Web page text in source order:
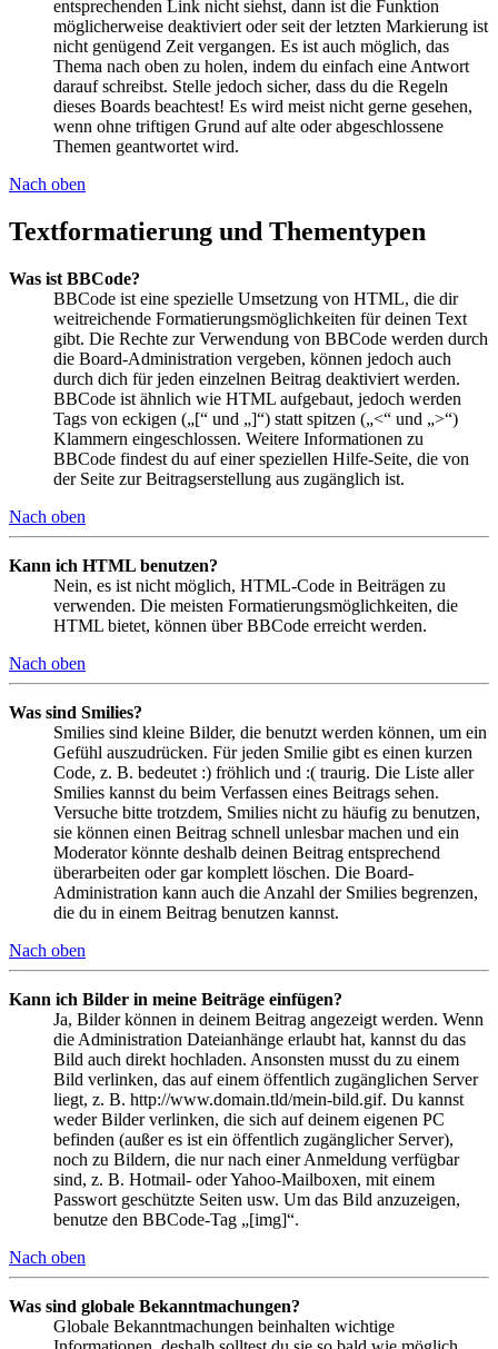
entsprechenden Link nicht siehst, dann ist die Funktion
möglicherweise deaktiviert oder seit der letzten Markierung ist
nicht genügend Zeit vergangen. Es ist auch möglich, das
Thema nach oben zu holen, indem du einfach eine Antwort
darauf schreibst. Stelle jedoch sicher, dass du die Regeln
dieses Boards beachtest! Es wird meist nicht gerne gesehen,
wenn ohne triftigen Grund auf alte oder abgeschlossene
Themen geantwortet wird.
Nach oben
Textformatierung und Thementypen
Was ist BBCode?
BBCode ist eine spezielle Umsetzung von HTML, die dir
weitreichende Formatierungsmöglichkeiten für deinen Text
gibt. Die Rechte zur Verwendung von BBCode werden durch
die Board-Administration vergeben, können jedoch auch
durch dich für jeden einzelnen Beitrag deaktiviert werden.
BBCode ist ähnlich wie HTML aufgebaut, jedoch werden
Tags von eckigen („[“ und „]“) statt spitzen („<“ und „>“)
Klammern eingeschlossen. Weitere Informationen zu
BBCode findest du auf einer speziellen Hilfe-Seite, die von
der Seite zur Beitragserstellung aus zugänglich ist.
Nach oben
Kann ich HTML benutzen?
Nein, es ist nicht möglich, HTML-Code in Beiträgen zu
verwenden. Die meisten Formatierungsmöglichkeiten, die
HTML bietet, können über BBCode erreicht werden.
Nach oben
Was sind Smilies?
Smilies sind kleine Bilder, die benutzt werden können, um ein
Gefühl auszudrücken. Für jeden Smilie gibt es einen kurzen
Code, z. B. bedeutet :) fröhlich und :( traurig. Die Liste aller
Smilies kannst du beim Verfassen eines Beitrags sehen.
Versuche bitte trotzdem, Smilies nicht zu häufig zu benutzen,
sie können einen Beitrag schnell unlesbar machen und ein
Moderator könnte deshalb deinen Beitrag entsprechend
überarbeiten oder gar komplett löschen. Die Board-
Administration kann auch die Anzahl der Smilies begrenzen,
die du in einem Beitrag benutzen kannst.
Nach oben
Kann ich Bilder in meine Beiträge einfügen?
Ja, Bilder können in deinem Beitrag angezeigt werden. Wenn
die Administration Dateianhänge erlaubt hat, kannst du das
Bild auch direkt hochladen. Ansonsten musst du zu einem
Bild verlinken, das auf einem öffentlich zugänglichen Server
liegt, z. B. http://www.domain.tld/mein-bild.gif. Du kannst
weder Bilder verlinken, die sich auf deinem eigenen PC
befinden (außer es ist ein öffentlich zugänglicher Server),
noch zu Bildern, die nur nach einer Anmeldung verfügbar
sind, z. B. Hotmail- oder Yahoo-Mailboxen, mit einem
Passwort geschützte Seiten usw. Um das Bild anzuzeigen,
benutze den BBCode-Tag „[img]“.
Nach oben
Was sind globale Bekanntmachungen?
Globale Bekanntmachungen beinhalten wichtige